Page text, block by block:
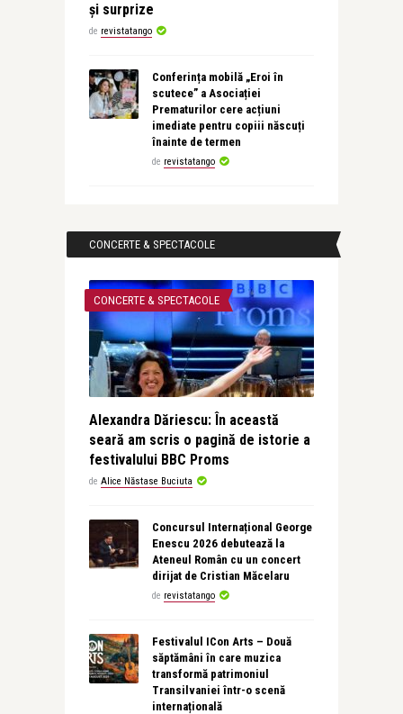
și surprize
de revistatango
Conferința mobilă „Eroi în
scutece” a Asociației
Prematurilor cere acțiuni
imediate pentru copiii născuți
înainte de termen
de revistatango
CONCERTE & SPECTACOLE
CONCERTE & SPECTACOLE
Alexandra Dăriescu: În această
seară am scris o pagină de istorie a
festivalului BBC Proms
de Alice Năstase Buciuta
Concursul Internațional George
Enescu 2026 debutează la
Ateneul Român cu un concert
dirijat de Cristian Măcelaru
de revistatango
Festivalul ICon Arts – Două
săptămâni în care muzica
transformă patrimoniul
Transilvaniei într-o scenă
internațională